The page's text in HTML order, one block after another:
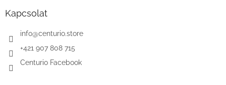
Kapcsolat
info@centurio.store
+421 907 808 715
Centurio Facebook